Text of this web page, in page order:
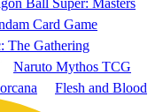
Card Game
The Gathering
Naruto Mythos TCG
Flesh and Blood